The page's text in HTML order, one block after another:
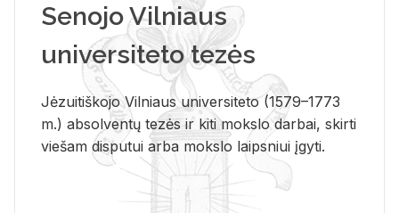
Senojo Vilniaus
universiteto tezės
Jėzuitiškojo Vilniaus universiteto (1579–1773
m.) absolventų tezės ir kiti mokslo darbai, skirti
viešam disputui arba mokslo laipsniui įgyti.